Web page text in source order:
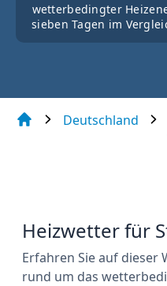
wetterbedingter
sieben Tagen im
Deutschland
Heizwetter für
Erfahren Sie auf dieser
rund um das